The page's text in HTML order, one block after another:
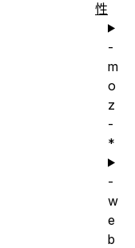
性
-
m
o
z
-
*
-
w
e
b